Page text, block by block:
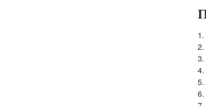
1.
2.
3.
4.
5.
6.